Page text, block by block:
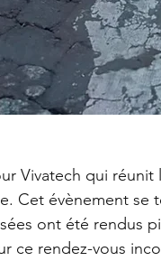
Vivatech qui réunit
Cet évènement se
ont été rendus
ce rendez-vous